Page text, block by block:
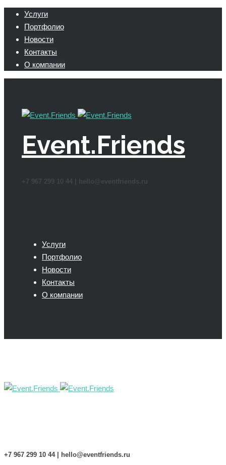
Услуги
Портфолио
Новости
Контакты
О компании
Event.Friends
+7 967 299 10 44 | hello@eventfriends.ru
Услуги
Портфолио
Новости
Контакты
О компании
+7 967 299 10 44 | hello@eventfriends.ru